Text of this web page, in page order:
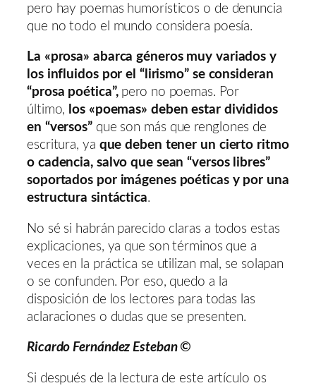
pero hay poemas humorísticos o de denuncia
que no todo el mundo considera poesía.
La «prosa» abarca géneros muy variados y
los influidos por el “lirismo” se consideran
“prosa poética”,pero no poemas. Por
último, los «poemas» deben estar divididos
en “versos”que son más que renglones de
escritura, ya que deben tener un cierto ritmo
o cadencia, salvo que sean “versos libres”
soportados por imágenes poéticas y por una
estructura sintáctica.
No sé si habrán parecido claras a todos estas
explicaciones, ya que son términos que a
veces en la práctica se utilizan mal, se solapan
o se confunden. Por eso, quedo a la
disposición de los lectores para todas las
aclaraciones o dudas que se presenten.
Ricardo Fernández Esteban ©
Si después de la lectura de este artículo os